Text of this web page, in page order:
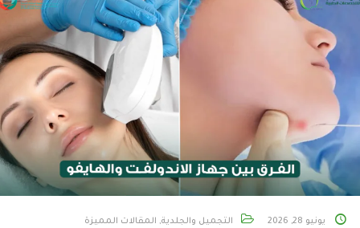
يونيو 28, 2026 التجميل والجلدية, المقالات المميزة